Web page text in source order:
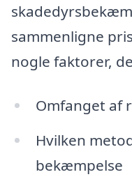
sammenligne
nogle faktorer,
Omfanget af
Hvilken
bekæmpelse